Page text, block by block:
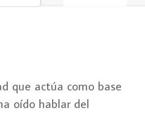
que actúa como base
oído hablar del